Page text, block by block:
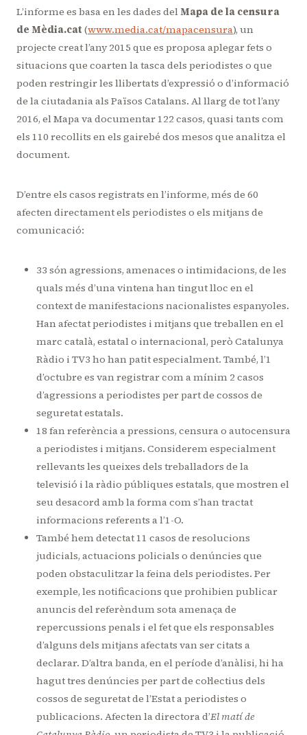
L’informe es basa en les dades delMapa de la censura
de Mèdia.cat (www.media.cat/mapacensura), un
projecte creat l’any 2015 que es proposa aplegar fets o
situacions que coarten la tasca dels periodistes o que
poden restringir les llibertats d’expressió o d’informació
de la ciutadania als Països Catalans. Al llarg de tot l’any
2016, el Mapa va documentar 122 casos, quasi tants com
els 110 recollits en els gairebé dos mesos que analitza el
document.
D’entre els casos registrats en l’informe, més de 60
afecten directament els periodistes o els mitjans de
comunicació:
33 són agressions, amenaces o intimidacions, de les
quals més d’una vintena han tingut lloc en el
context de manifestacions nacionalistes espanyoles.
Han afectat periodistes i mitjans que treballen en el
marc català, estatal o internacional, però Catalunya
Ràdio i TV3 ho han patit especialment. També, l’1
d’octubre es van registrar com a mínim 2 casos
d’agressions a periodistes per part de cossos de
seguretat estatals.
18 fan referència a pressions, censura o autocensura
a periodistes i mitjans. Considerem especialment
rellevants les queixes dels treballadors de la
televisió i la ràdio públiques estatals, que mostren el
seu desacord amb la forma com s’han tractat
informacions referents a l’1-O.
També hem detectat 11 casos de resolucions
judicials, actuacions policials o denúncies que
poden obstaculitzar la feina dels periodistes. Per
exemple, les notificacions que prohibien publicar
anuncis del referèndum sota amenaça de
repercussions penals i el fet que els responsables
d’alguns dels mitjans afectats van ser citats a
declarar. D’altra banda, en el període d’anàlisi, hi ha
hagut tres denúncies per part de col·lectius dels
cossos de seguretat de l’Estat a periodistes o
publicacions. Afecten la directora d’El matí de